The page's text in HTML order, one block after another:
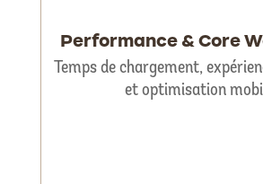
Performance & Core
Temps de chargement,
et optimisation